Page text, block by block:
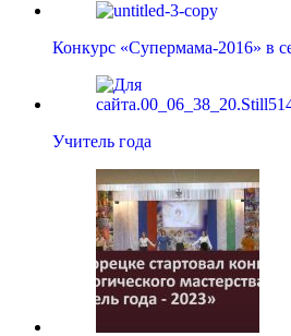
Конкурс «Супермама-2016» в
Учитель года